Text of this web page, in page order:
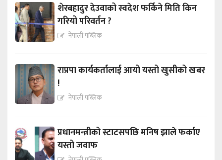
शेरबहादुर देउवाको स्वदेश फर्किने मिति किन
गरियो परिवर्तन ?
नेपाली पब्लिक
राप्रपा कार्यकर्तालाई आयो यस्तो खुसीको खबर
!
नेपाली पब्लिक
प्रधानमन्त्रीको स्टाटसपछि मनिष झाले फर्काए
यस्तो जवाफ